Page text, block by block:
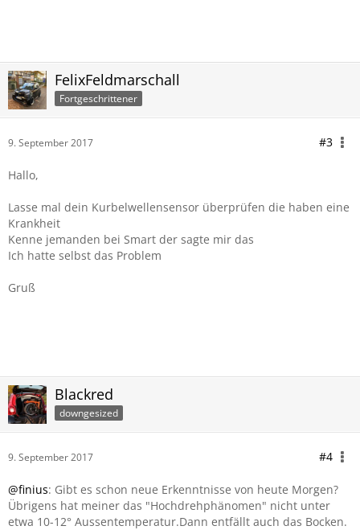
FelixFeldmarschall
Fortgeschrittener
9. September 2017 #3
Hallo,
Lasse mal dein Kurbelwellensensor überprüfen die haben eine
Krankheit
Kenne jemanden bei Smart der sagte mir das
Ich hatte selbst das Problem
Gruß
Blackred
downgesized
9. September 2017 #4
@finius: Gibt es schon neue Erkenntnisse von heute Morgen?
Übrigens hat meiner das "Hochdrehphänomen" nicht unter
etwa 10-12° Aussentemperatur.Dann entfällt auch das Bocken.